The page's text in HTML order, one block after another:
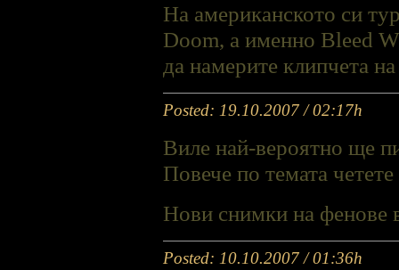
На американското си
Doom, а именно Bleed
да намерите клипчета
Posted: 19.10.2007 / 02:17h
Виле най-вероятно ще
Повече по темата четете
Нови снимки на фенове
Posted: 10.10.2007 / 01:36h